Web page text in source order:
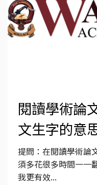
閱讀學術論
文生字的意
提問：在閱讀學術論
須多花很多時間一一
我更有效...